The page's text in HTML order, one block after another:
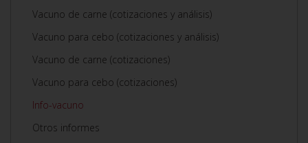
Vacuno de carne (cotizaciones y análisis)
Vacuno para cebo (cotizaciones y análisis)
Vacuno de carne (cotizaciones)
Vacuno para cebo (cotizaciones)
Info-vacuno
Otros informes